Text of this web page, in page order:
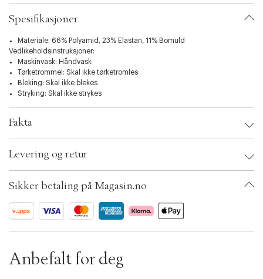
c
t
n
Spesifikasjoner
Materiale: 66% Polyamid, 23% Elastan, 11% Bomuld
Vedlikeholdsinstruksjoner:
Maskinvask: Håndvask
Tørketrommel: Skal ikke tørketromles
Bleking: Skal ikke blekes
Stryking: Skal ikke strykes
Fakta
EAN: 3546608683353
Ax numbers: 05714022, 05714024
ID: BKMU94-0001
Levering og retur
Sikker betaling på Magasin.no
Anbefalt for deg